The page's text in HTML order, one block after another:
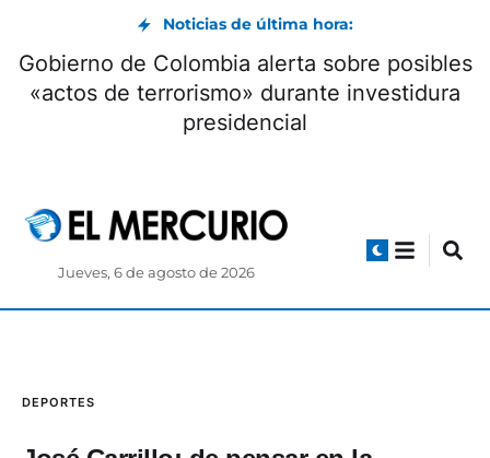
Noticias de última hora:
Gobierno de Colombia alerta sobre posibles
«actos de terrorismo» durante investidura
presidencial
Jueves, 6 de agosto de 2026
DEPORTES